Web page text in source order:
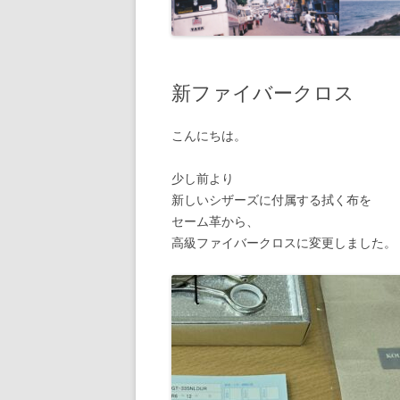
新ファイバークロス
こんにちは。
少し前より
新しいシザーズに付属する拭く布を
セーム革から、
高級ファイバークロスに変更しました。